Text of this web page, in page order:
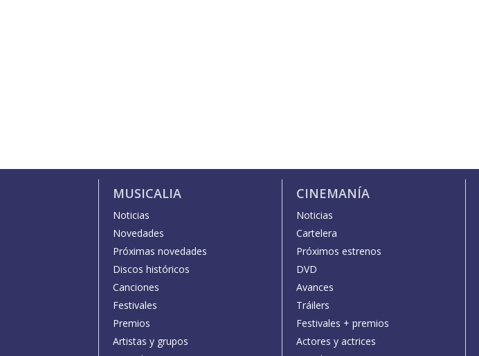
MUSICALIA
Noticias
Novedades
Próximas novedades
Discos históricos
Canciones
Festivales
Premios
Artistas y grupos
CINEMANÍA
Noticias
Cartelera
Próximos estrenos
DVD
Avances
Tráilers
Festivales + premios
Actores y actrices